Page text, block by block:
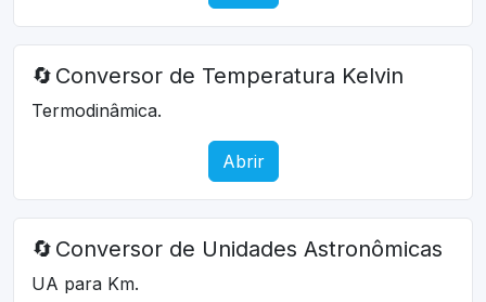
🔄 Conversor de Temperatura Kelvin
Termodinâmica.
Abrir
🔄 Conversor de Unidades Astronômicas
UA para Km.